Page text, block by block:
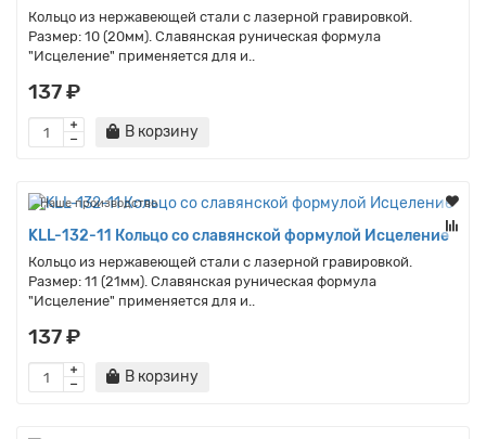
Кольцо из нержавеющей стали с лазерной гравировкой.
Размер: 10 (20мм). Славянская руническая формула
"Исцеление" применяется для и..
137 ₽
В корзину
Наше производство
KLL-132-11 Кольцо со славянской формулой Исцеление
Кольцо из нержавеющей стали с лазерной гравировкой.
Размер: 11 (21мм). Славянская руническая формула
"Исцеление" применяется для и..
137 ₽
В корзину